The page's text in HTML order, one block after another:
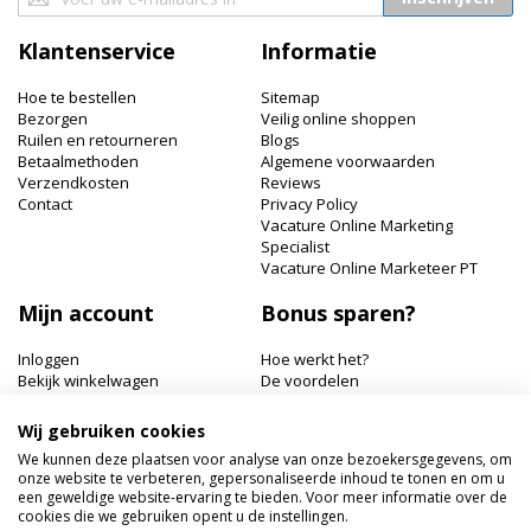
u
onze
Klantenservice
Hoe te bestellen
Bezorgen
Ruilen en retourneren
Betaalmethoden
Verzendkosten
Contact
Informatie
Sitemap
Veilig online shoppen
Blogs
Algemene voorwaarden
Reviews
Privacy Policy
Vacature Online Marketing
Specialist
Vacature Online Marketeer PT
Mijn account
Inloggen
Bekijk winkelwagen
Bonus sparen?
Hoe werkt het?
De voordelen
Hairworldshop.nl
Havik 41, 3811 EX Amersfoort
+31 033 462 41 40
Wij gebruiken cookies
We kunnen deze plaatsen voor analyse van onze bezoekersgegevens, om
onze website te verbeteren, gepersonaliseerde inhoud te tonen en om u
een geweldige website-ervaring te bieden. Voor meer informatie over de
cookies die we gebruiken opent u de instellingen.